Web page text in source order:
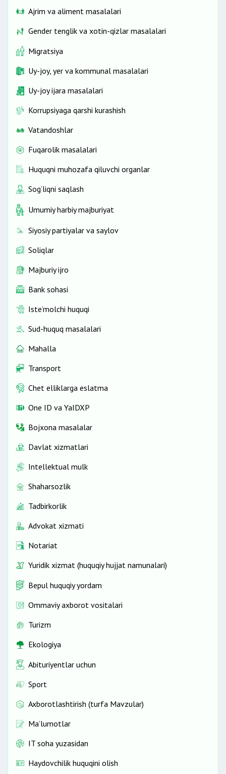
Ajrim va aliment masalalari
Gender tenglik va xotin-qizlar masalalari
Migratsiya
Uy-joy, yer va kommunal masalalari
Uy-joy ijara masalalari
Korrupsiyaga qarshi kurashish
Vatandoshlar
Fuqarolik masalalari
Huquqni muhozafa qiluvchi organlar
Sog‘liqni saqlash
Umumiy harbiy majburiyat
Siyosiy partiyalar va saylov
Soliqlar
Majburiy ijro
Bank sohasi
Iste’molchi huquqi
Sud-huquq masalalari
Mahalla
Transport
Chet elliklarga eslatma
One ID vа YaIDXP
Bojxona masalalar
Davlat xizmatlari
Intellektual mulk
Shaharsozlik
Tadbirkorlik
Advokat xizmati
Notariat
Yuridik xizmat (huquqiy hujjat namunalari)
Bepul huquqiy yordam
Ommaviy axborot vositalari
Turizm
Ekologiya
Abituriyentlar uchun
Sport
Axborotlashtirish (turfa Mavzular)
Ma’lumotlar
IT soha yuzasidan
Haydovchilik huquqini olish